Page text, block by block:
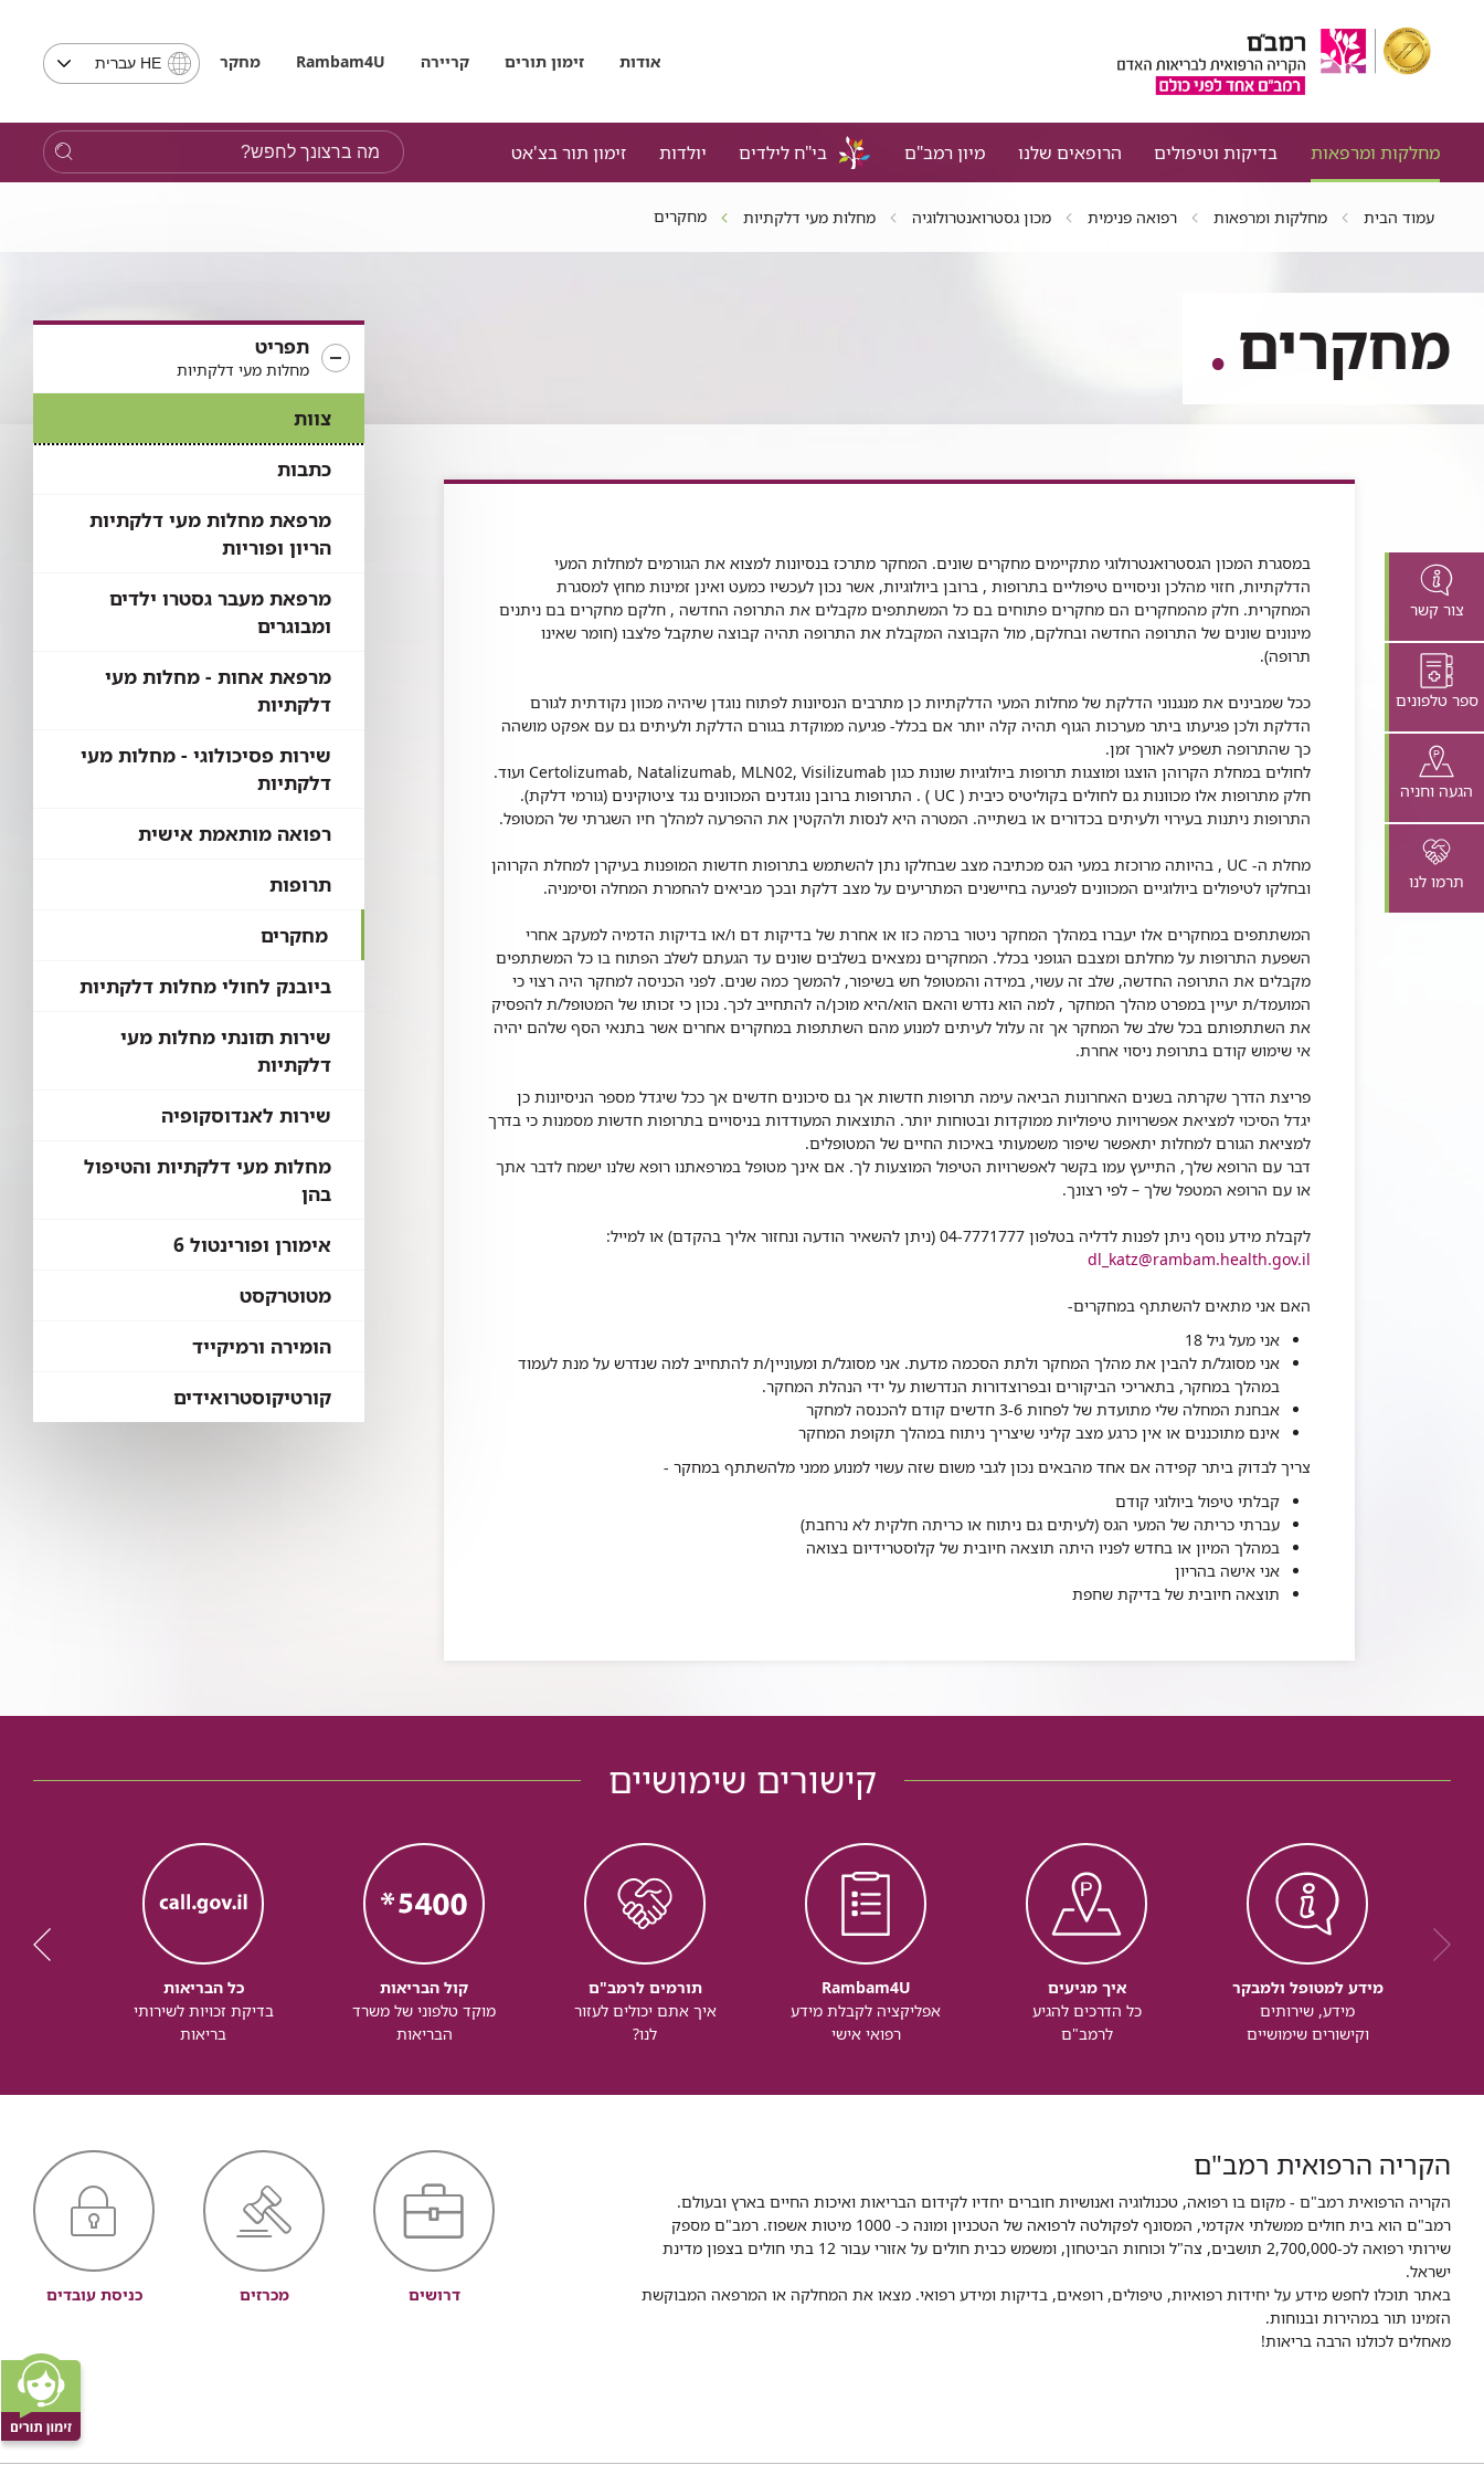
אודות זימון תורים קריירה Rambam4U מחקר
בחירת
שים
לב,
בבחירת
לאתר
HE עברית
מחלקות ומרפאות בדיקות וטיפולים הרופאים שלנו מיון רמב"ם בי"ח לילדים יולדות זימון תור בצ'אט
מה
ברצונך
לחפש?
צור קשר
ספר טלפונים
הגעה וחניה
תרמו לנו
עמוד הבית מחלקות ומרפאות רפואה פנימית מכון גסטרואנטרולוגיה מחלות מעי דלקתיות מחקרים
תפריט
מחלות מעי דלקתיות
צוות
כתבות
מרפאת מחלות מעי דלקתיות
הריון ופוריות
מרפאת מעבר גסטרו ילדים
ומבוגרים
מרפאת אחות - מחלות מעי
דלקתיות
שירות פסיכולוגי - מחלות מעי
דלקתיות
רפואה מותאמת אישית
תרופות
מחקרים
ביובנק לחולי מחלות דלקתיות
שירות תזונתי מחלות מעי
דלקתיות
שירות לאנדוסקופיה
מחלות מעי דלקתיות והטיפול
בהן
אימורן ופורינטול 6
מטוטרקסט
הומירה ורמיקייד
קורטיקוסטרואידים
מחקרים
במסגרת המכון הגסטרואנטרולוגי מתקיימים מחקרים שונים. המחקר מתרכז בנסיונות למצוא את הגורמים למחלות המעי
הדלקתיות, חזוי מהלכן וניסויים טיפוליים בתרופות , ברובן ביולוגיות, אשר נכון לעכשיו כמעט ואינן זמינות מחוץ למסגרת
המחקרית. חלק מהמחקרים הם מחקרים פתוחים בם כל המשתתפים מקבלים את התרופה החדשה , חלקם מחקרים בם ניתנים
מינונים שונים של התרופה החדשה ובחלקם, מול הקבוצה המקבלת את התרופה תהיה קבוצה שתקבל פלצבו (חומר שאינו
תרופה).
ככל שמבינים את מנגנוני הדלקת של מחלות המעי הדלקתיות כן מתרבים הנסיונות לפתוח נוגדן שיהיה מכוון נקודתית לגורם
הדלקת ולכן פגיעתו ביתר מערכות הגוף תהיה קלה יותר אם בכלל- פגיעה ממוקדת בגורם הדלקת ולעיתים גם עם אפקט מושהה
כך שהתרופה תשפיע לאורך זמן.
לחולים במחלת הקרוהן הוצגו ומוצגות תרופות ביולוגיות שונות כגון Certolizumab, Natalizumab, MLN02, Visilizumab ועוד.
חלק מתרופות אלו מכוונות גם לחולים בקוליטיס כיבית ( UC ) . התרופות ברובן נוגדנים המכוונים נגד ציטוקינים (גורמי דלקת).
התרופות ניתנות בעירוי ולעיתים בכדורים או בשתייה. המטרה היא לנסות ולהקטין את ההפרעה למהלך חיו השגרתי של המטופל.
מחלת ה- UC , בהיותה מרוכזת במעי הגס מכתיבה מצב שבחלקו נתן להשתמש בתרופות חדשות המופנות בעיקרן למחלת הקרוהן
ובחלקו לטיפולים ביולוגיים המכוונים לפגיעה בחיישנים המתריעים על מצב דלקת ובכך מביאים להחמרת המחלה וסימניה.
המשתתפים במחקרים אלו יעברו במהלך המחקר ניטור ברמה כזו או אחרת של בדיקות דם ו/או בדיקות הדמיה למעקב אחרי
השפעת התרופות על מחלתם ומצבם הגופני בכלל. המחקרים נמצאים בשלבים שונים עד הגעתם לשלב הפתוח בו כל המשתתפים
מקבלים את התרופה החדשה, שלב זה עשוי, במידה והמטופל חש בשיפור, להמשך כמה שנים. לפני הכניסה למחקר היה רצוי כי
המועמד/ת יעיין במפרט מהלך המחקר , למה הוא נדרש והאם הוא/היא מוכן/ה להתחייב לכך. נכון כי זכותו של המטופל/ת להפסיק
את השתתפותם בכל שלב של המחקר אך זה עלול לעיתים למנוע מהם השתתפות במחקרים אחרים אשר בתנאי הסף שלהם יהיה
אי שימוש קודם בתרופת ניסוי אחרת.
פריצת הדרך שקרתה בשנים האחרונות הביאה עימה תרופות חדשות אך גם סיכונים חדשים אך ככל שיגדל מספר הניסיונות כן
יגדל הסיכוי למציאת אפשרויות טיפוליות ממוקדות ובטוחות יותר. התוצאות המעודדות בניסויים בתרופות חדשות מסמנות כי בדרך
למציאת הגורם למחלות יתאפשר שיפור משמעותי באיכות החיים של המטופלים.
דבר עם הרופא שלך, התייעץ עמו בקשר לאפשרויות הטיפול המוצעות לך. אם אינך מטופל במרפאתנו רופא שלנו ישמח לדבר אתך
או עם הרופא המטפל שלך – לפי רצונך.
לקבלת מידע נוסף ניתן לפנות לדליה בטלפון 04-7771777 (ניתן להשאיר הודעה ונחזור אליך בהקדם) או למייל:
dl_katz@rambam.health.gov.il
האם אני מתאים להשתתף במחקרים-
אני מעל גיל 18
אני מסוגל/ת להבין את מהלך המחקר ולתת הסכמה מדעת. אני מסוגל/ת ומעוניין/ת להתחייב למה שנדרש על מנת לעמוד
במהלך במחקר, בתאריכי הביקורים ובפרוצדורות הנדרשות על ידי הנהלת המחקר.
אבחנת המחלה שלי מתועדת של לפחות 3-6 חדשים קודם להכנסה למחקר
אינם מתוכננים או אין כרגע מצב קליני שיצריך ניתוח במהלך תקופת המחקר
צריך לבדוק ביתר קפידה אם אחד מהבאים נכון לגבי משום שזה עשוי למנוע ממני מלהשתתף במחקר -
קבלתי טיפול ביולוגי קודם
עברתי כריתה של המעי הגס (לעיתים גם ניתוח או כריתה חלקית לא נרחבת)
במהלך המיון או בחדש לפניו היתה תוצאה חיובית של קלוסטרידיום בצואה
אני אישה בהריון
תוצאה חיובית של בדיקת שחפת​
קישורים שימושיים
מידע למטופל ולמבקר
מידע, שירותים
וקישורים שימושיים
איך מגיעים
כל הדרכים להגיע
לרמב"ם
Rambam4U
אפליקציה לקבלת מידע
רפואי אישי
תורמים לרמב"ם
איך אתם יכולים לעזור
לנו?
קול הבריאות
מוקד טלפוני של משרד
הבריאות
כל הבריאות
בדיקת זכויות לשירותי
בריאות
הקריה הרפואית רמב"ם
הקריה הרפואית רמב"ם - מקום בו רפואה, טכנולוגיה ואנושיות חוברים יחדיו לקידום הבריאות ואיכות החיים בארץ ובעולם.
רמב"ם הוא בית חולים ממשלתי אקדמי, המסונף לפקולטה לרפואה של הטכניון ומונה כ- 1000 מיטות אשפוז. רמב"ם מספק
שירותי רפואה לכ-2,700,000 תושבים, צה"ל וכוחות הביטחון, ומשמש כבית חולים על אזורי עבור 12 בתי חולים בצפון מדינת
ישראל.
באתר תוכלו לחפש מידע על יחידות רפואיות, טיפולים, רופאים, בדיקות ומידע רפואי. מצאו את המחלקה או המרפאה המבוקשת
הזמינו תור במהירות ובנוחות.
מאחלים לכולנו הרבה בריאות!
דרושים מכרזים כניסת עובדים